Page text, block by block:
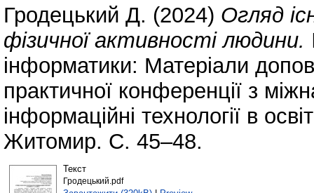
Гродецький Д. (2024) Огляд
фізичної активності людини.
інформатики: Матеріали
практичної конференції з
інформаційні технології в
Житомир. С. 45–48.
Текст
Гродецький.pdf